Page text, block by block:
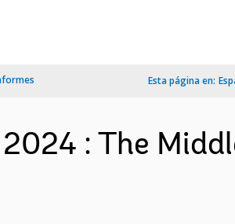
Esta página en:
: The